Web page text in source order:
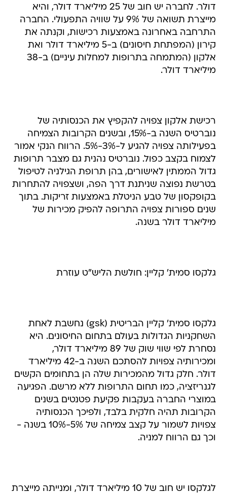
דולר. לחברה יש חוב של 25 מיליארד דולר, והיא
מייצרת תשואה של 9% על שוויה התפעולי. החברה
התרחבה באחרונה באמצעות רכישות, וקנתה את
קירון (המפתחת חיסונים) ב-5 מיליארד דולר ואת
אלקון (המתמחה בתרופות למחלות עיניים) ב-38
מיליארד דולר.
רכישת אלקון צפויה להקפיץ את הכנסותיה של
נוברטיס השנה ב-15%, ובשנים הקרובות הצמיחה
בפעילותה צפויה להגיע ל-3%-5%. הרווח הנקי אמור
לצמוח בקצב כפול. נוברטיס נהנית גם מצבר תרופות
גדול הממתין לאישורים, בהן תרופת הגילניה לטיפול
בטרשת נפוצה שניתנת דרך הפה, ושצפויה להתחרות
בקופקסון של טבע הניטלת באמצעות זריקות. בתוך
שנים ספורות צפויה התרופה להפיק מכירות של
מיליארד דולר בשנה.
גלקסו סמית' קליין: חולשת הליש"ט עוזרת
גלקסו סמית' קליין הבריטית (gsk) נחשבת לאחת
השחקניות הגדולות בעולם בתחום החיסונים. היא
נסחרת לפי שווי שוק של 89 מיליארד דולר,
ומכירותיה צפויות להסתכם השנה ב-42 מיליארד
דולר. חלק גדול מהמכירות שלה הן בתחומים הקשים
לגנריזציה, כמו תחום התרופות ללא מרשם. הפגיעה
במוצרי החברה בעקבות פקיעת פטנטים בשנים
הקרובות תהיה חלקית בלבד, ולפיכך הכנסותיה
צפויות לשמור על קצב צמיחה של 5%-10% בשנה -
וכך גם הרווח למניה.
לגלקסו יש חוב של 10 מיליארד דולר, ומנייתה מייצרת